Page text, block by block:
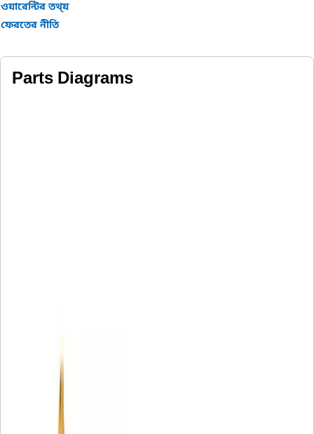
ওয়ারেন্টির তথ্য়
ফেরতের নীতি
Parts Diagrams